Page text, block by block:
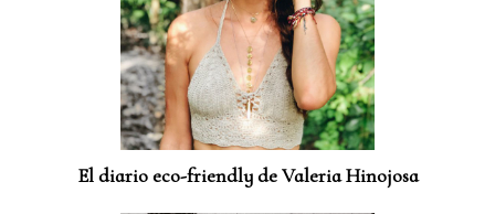
El diario eco-friendly de Valeria Hinojosa